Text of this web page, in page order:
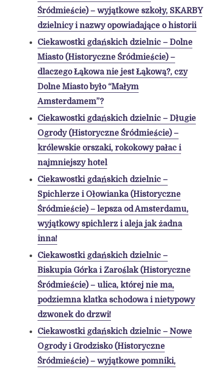
Śródmieście) – wyjątkowe szkoły, SKARBY
dzielnicy i nazwy opowiadające o historii
Ciekawostki gdańskich dzielnic – Dolne
Miasto (Historyczne Śródmieście) –
dlaczego Łąkowa nie jest Łąkową?, czy
Dolne Miasto było “Małym
Amsterdamem”?
Ciekawostki gdańskich dzielnic – Długie
Ogrody (Historyczne Śródmieście) –
królewskie orszaki, rokokowy pałac i
najmniejszy hotel
Ciekawostki gdańskich dzielnic –
Spichlerze i Ołowianka (Historyczne
Śródmieście) – lepsza od Amsterdamu,
wyjątkowy spichlerz i aleja jak żadna
inna!
Ciekawostki gdańskich dzielnic –
Biskupia Górka i Zaroślak (Historyczne
Śródmieście) – ulica, której nie ma,
podziemna klatka schodowa i nietypowy
dzwonek do drzwi!
Ciekawostki gdańskich dzielnic – Nowe
Ogrody i Grodzisko (Historyczne
Śródmieście) – wyjątkowe pomniki,